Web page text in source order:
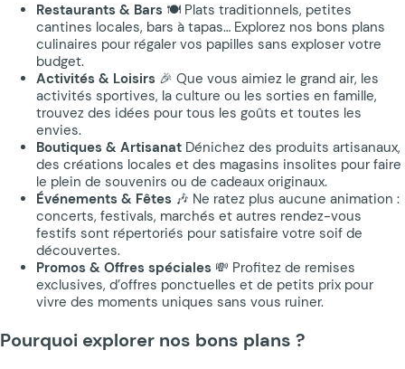
Restaurants & Bars 🍽️ Plats traditionnels, petites
cantines locales, bars à tapas… Explorez nos bons plans
culinaires pour régaler vos papilles sans exploser votre
budget.
Activités & Loisirs 🎉 Que vous aimiez le grand air, les
activités sportives, la culture ou les sorties en famille,
trouvez des idées pour tous les goûts et toutes les
envies.
Boutiques & Artisanat Dénichez des produits artisanaux,
des créations locales et des magasins insolites pour faire
le plein de souvenirs ou de cadeaux originaux.
Événements & Fêtes 🎶 Ne ratez plus aucune animation :
concerts, festivals, marchés et autres rendez-vous
festifs sont répertoriés pour satisfaire votre soif de
découvertes.
Promos & Offres spéciales 💸 Profitez de remises
exclusives, d’offres ponctuelles et de petits prix pour
vivre des moments uniques sans vous ruiner.
Pourquoi explorer nos bons plans ?